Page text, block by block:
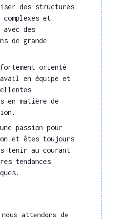
des structures
complexes et
des
de grande
orienté
en équipe et
en matière de
passion pour
et êtes toujours
tenir au courant
tendances
attendons de